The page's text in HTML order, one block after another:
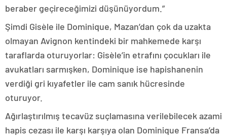
beraber geçireceğimizi düşünüyordum.”
Şimdi Gisèle ile Dominique, Mazan’dan çok da uzakta
olmayan Avignon kentindeki bir mahkemede karşı
taraflarda oturuyorlar: Gisèle’in etrafını çocukları ile
avukatları sarmışken, Dominique ise hapishanenin
verdiği gri kıyafetler ile cam sanık hücresinde
oturuyor.
Ağırlaştırılmış tecavüz suçlamasına verilebilecek azami
hapis cezası ile karşı karşıya olan Dominique Fransa’da